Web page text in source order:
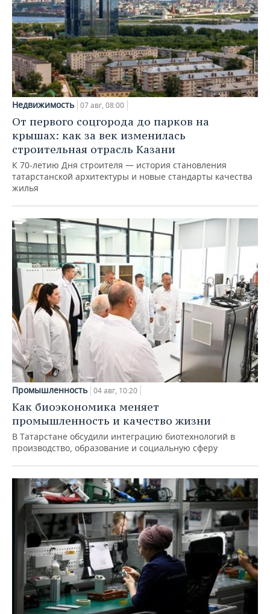
Недвижимость 07 авг, 08:00
От первого соцгорода до парков на
крышах: как за век изменилась
строительная отрасль Казани
К 70-летию Дня строителя — история становления
татарстанской архитектуры и новые стандарты качества
жилья
Промышленность 04 авг, 10:20
Как биоэкономика меняет
промышленность и качество жизни
В Татарстане обсудили интеграцию биотехнологий в
производство, образование и социальную сферу